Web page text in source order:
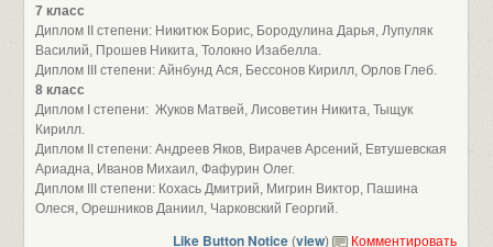
7 класс
Диплом II степени: Никитюк Борис, Бородулина Дарья, Лупуляк
Василий, Прошев Никита, Толокно Изабелла.
Диплом III степени: Айнбунд Ася, Бессонов Кирилл, Орлов Глеб.
8 класс
Диплом I степени: Жуков Матвей, Лисоветин Никита, Тыщук
Кирилл.
Диплом II степени: Андреев Яков, Вирачев Арсений, Евтушевская
Ариадна, Иванов Михаил, Фафурин Олег.
Диплом III степени: Кохась Дмитрий, Мигрин Виктор, Пашина
Олеся, Орешников Даниил, Чарковский Георгий.
Like Button Notice (view) Комментировать